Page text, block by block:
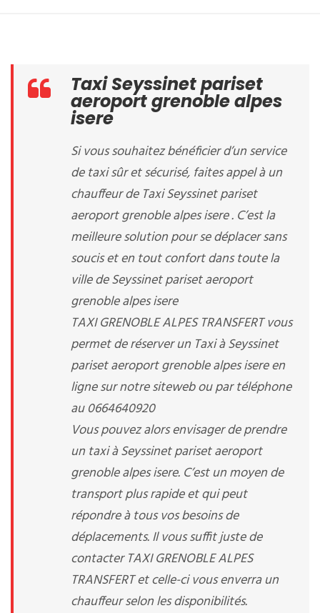
Taxi Seyssinet pariset
aeroport grenoble alpes
isere
Si vous souhaitez bénéficier d’un service
de taxi sûr et sécurisé, faites appel à un
chauffeur de Taxi Seyssinet pariset
aeroport grenoble alpes isere . C’est la
meilleure solution pour se déplacer sans
soucis et en tout confort dans toute la
ville de Seyssinet pariset aeroport
grenoble alpes isere
TAXI GRENOBLE ALPES TRANSFERT vous
permet de réserver un Taxi à Seyssinet
pariset aeroport grenoble alpes isere en
ligne sur notre siteweb ou par téléphone
au 0664640920
Vous pouvez alors envisager de prendre
un taxi à Seyssinet pariset aeroport
grenoble alpes isere. C’est un moyen de
transport plus rapide et qui peut
répondre à tous vos besoins de
déplacements. Il vous suffit juste de
contacter TAXI GRENOBLE ALPES
TRANSFERT et celle-ci vous enverra un
chauffeur selon les disponibilités.